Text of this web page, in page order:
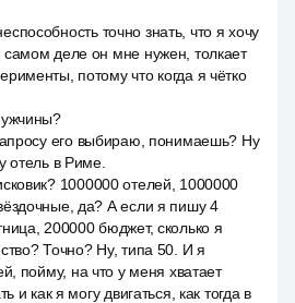
точно знать, что я хочу
деле он мне нужен, толкает
потому что когда я чётко
его выбираю, понимаешь? Ну
отель в Риме.
1000000 отелей, 1000000
да? А если я пишу 4
200000 бюджет, сколько я
Точно? Ну, типа 50. И я
пойму, на что у меня хватает
и как я могу двигаться, как тогда в